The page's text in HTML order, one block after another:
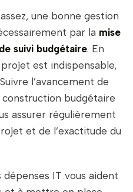
une bonne gestion
par la mise
suivi budgétaire. En
est indispensable,
l’avancement de
construction budgétaire
assurer régulièrement
et de l’exactitude du
IT vous aident